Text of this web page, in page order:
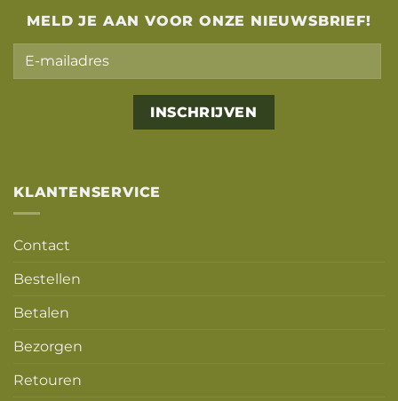
MELD JE AAN VOOR ONZE NIEUWSBRIEF!
KLANTENSERVICE
Contact
Bestellen
Betalen
Bezorgen
Retouren